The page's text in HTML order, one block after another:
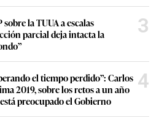
la TUUA a escalas
parcial deja intacta la
3
el tiempo perdido”: Carlos
2019, sobre los retos a un año
preocupado el Gobierno
4